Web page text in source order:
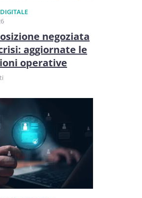
negoziata
aggiornate le
operative